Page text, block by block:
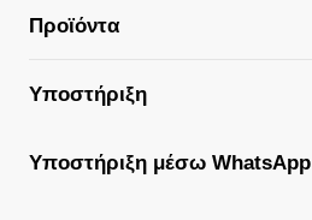
Προϊόντα
Υποστήριξη
Υποστήριξη μέσω WhatsApp